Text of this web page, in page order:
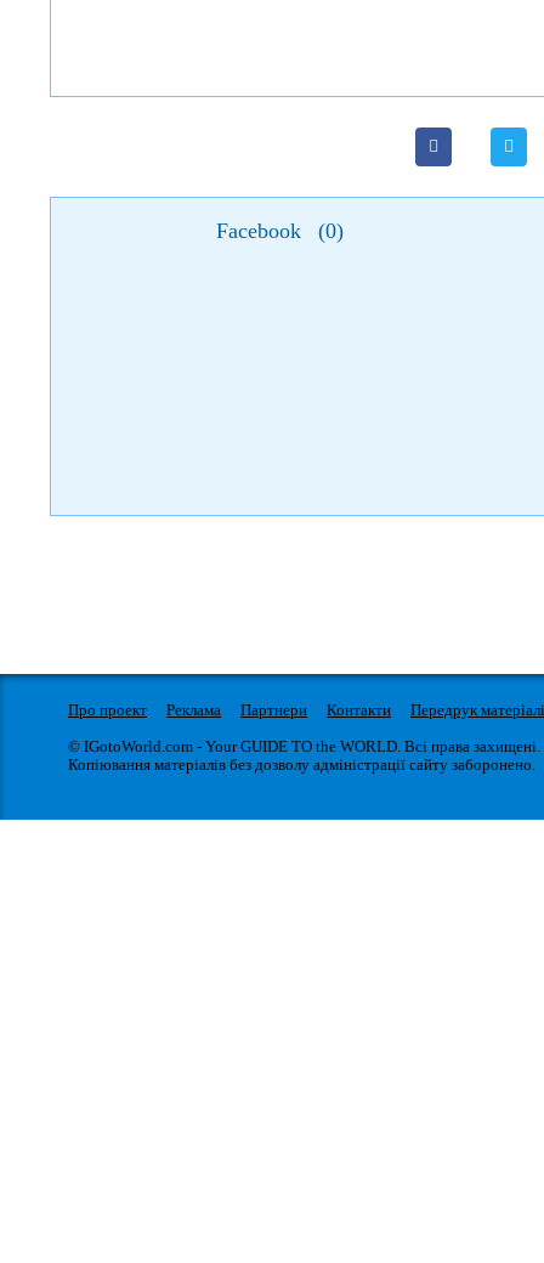
Facebook (0)
Про проект Реклама Партнери Контакти
Передрук
© IGotoWorld.com - Your GUIDE TO the WORLD. Всі права захищені.
Копіювання матеріалів без дозволу адміністрації сайту заборонено.